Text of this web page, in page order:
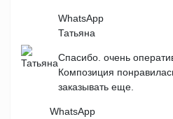
WhatsApp
Татьяна
Спасибо. очень
Композиция
заказывать еще.
WhatsApp